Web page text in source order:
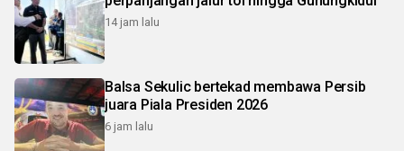
14 jam lalu
Balsa Sekulic bertekad membawa Persib
juara Piala Presiden 2026
6 jam lalu